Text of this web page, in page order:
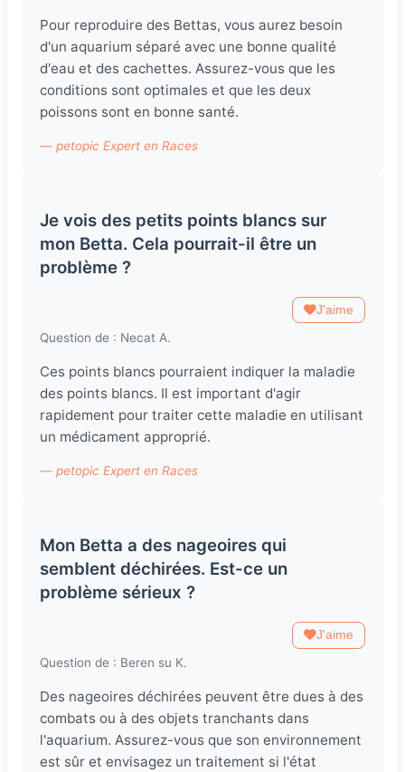
Pour reproduire des Bettas, vous aurez besoin
d'un aquarium séparé avec une bonne qualité
d'eau et des cachettes. Assurez-vous que les
conditions sont optimales et que les deux
poissons sont en bonne santé.
— petopic Expert en Races
Je vois des petits points blancs sur
mon Betta. Cela pourrait-il être un
problème ?
J'aime
Question de : Necat A.
Ces points blancs pourraient indiquer la maladie
des points blancs. Il est important d'agir
rapidement pour traiter cette maladie en utilisant
un médicament approprié.
— petopic Expert en Races
Mon Betta a des nageoires qui
semblent déchirées. Est-ce un
problème sérieux ?
J'aime
Question de : Beren su K.
Des nageoires déchirées peuvent être dues à des
combats ou à des objets tranchants dans
l'aquarium. Assurez-vous que son environnement
est sûr et envisagez un traitement si l'état